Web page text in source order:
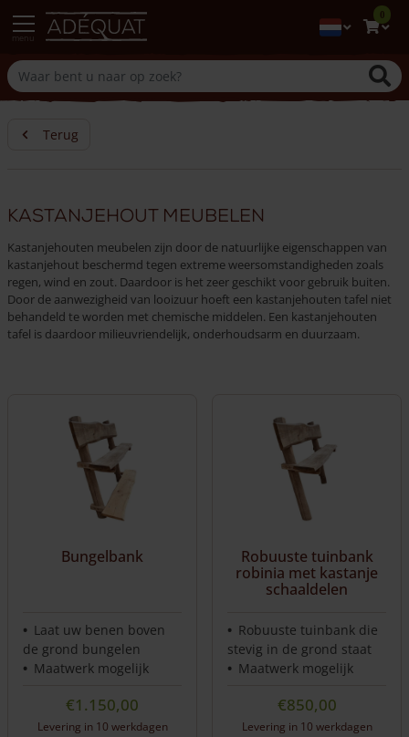
0
Terug
Kastanjehout meubelen
Kastanjehouten meubelen zijn door de natuurlijke eigenschappen van
kastanjehout beschermd tegen extreme weersomstandigheden zoals
regen, wind en zout. Daardoor is het zeer geschikt voor gebruik buiten.
Door de aanwezigheid van looizuur hoeft een kastanjehouten tafel niet
behandeld te worden met chemische middelen. Een kastanjehouten
tafel is daardoor milieuvriendelijk, onderhoudsarm en duurzaam.
Bungelbank
Laat uw benen boven
de grond bungelen
Maatwerk mogelijk
€1.150,00
Levering in 10 werkdagen
Robuuste tuinbank
robinia met kastanje
schaaldelen
Robuuste tuinbank die
stevig in de grond staat
Maatwerk mogelijk
€850,00
Levering in 10 werkdagen